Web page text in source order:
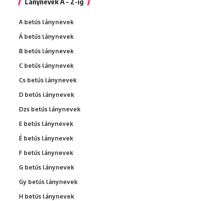
A betűs lánynevek
Á betűs lánynevek
B betűs lánynevek
C betűs lánynevek
Cs betűs lánynevek
D betűs lánynevek
Dzs betűs lánynevek
E betűs lánynevek
É betűs lánynevek
F betűs lánynevek
G betűs lánynevek
Gy betűs lánynevek
H betűs lánynevek